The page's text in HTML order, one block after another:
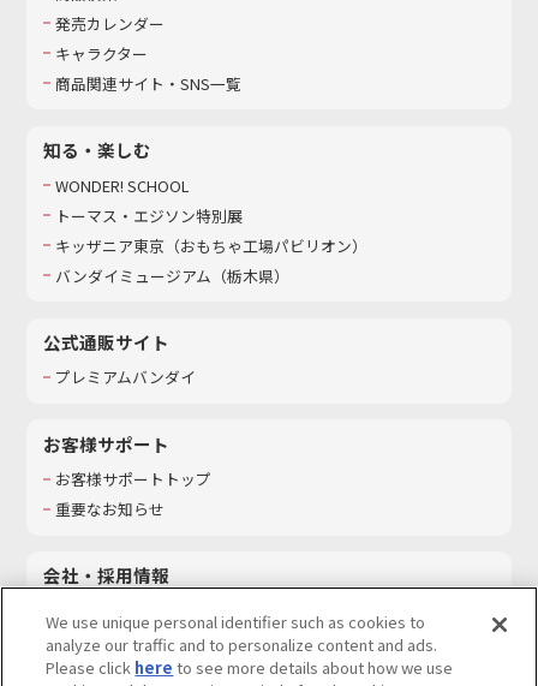
発売カレンダー
キャラクター
商品関連サイト・SNS一覧
知る・楽しむ
WONDER! SCHOOL
トーマス・エジソン特別展
キッザニア東京（おもちゃ工場パビリオン）​
バンダイミュージアム（栃木県）
公式通販サイト
プレミアムバンダイ
お客様サポート
お客様サポートトップ
重要なお知らせ
会社・採用情報
採用情報
サステナビリティ
We use unique personal identifier such as cookies to
analyze our traffic and to personalize content and ads.
Please click here to see more details about how we use